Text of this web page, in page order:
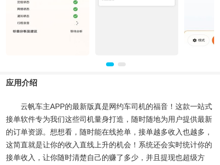
应用介绍
云帆车主APP的最新版真是网约车司机的福音！这款一站式
接单软件专为我们这些司机量身打造，随时随地为用户提供最新
的订单资源。想想看，随时能在线抢单，接单越多收入也越多，
这简直就是让你的收入直线上升的机会！系统还会实时统计你的
接单收入，让你随时清楚自己的赚了多少，并且提现也超级方